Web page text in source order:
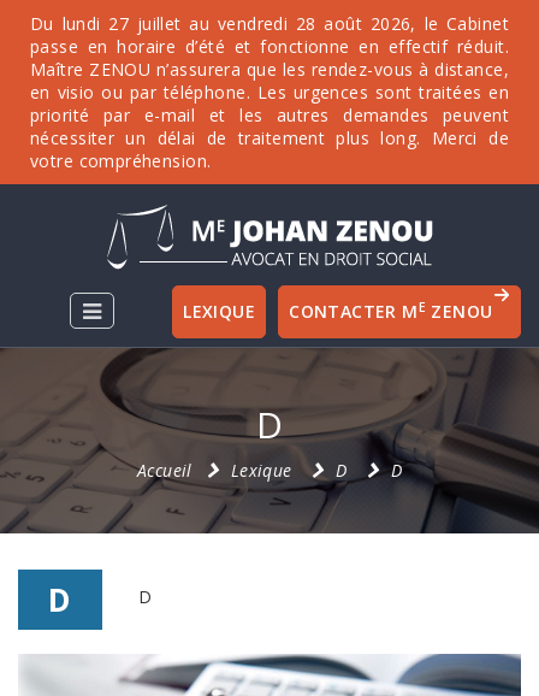
Du lundi 27 juillet au vendredi 28 août 2026, le Cabinet
passe en horaire d’été et fonctionne en effectif réduit.
Maître ZENOU n’assurera que les rendez-vous à distance,
en visio ou par téléphone. Les urgences sont traitées en
priorité par e-mail et les autres demandes peuvent
nécessiter un délai de traitement plus long. Merci de
votre compréhension.
CONTACTER ME ZENOU
LEXIQUE
D
Accueil Lexique D D
D D